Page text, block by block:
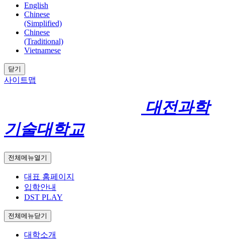
English
Chinese
(Simplified)
Chinese
(Traditional)
Vietnamese
닫기
사이트맵
대전과학
기술대학교
전체메뉴열기
대표 홈페이지
입학안내
DST PLAY
전체메뉴닫기
대학소개